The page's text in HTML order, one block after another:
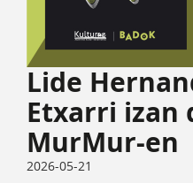
Lide
Etxarri izan
MurMur-en
2026-05-21